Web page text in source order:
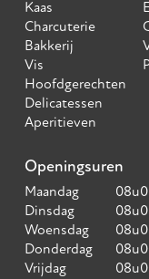
Kaas
Charcuterie
Bakkerij
Vis
Hoofdgerechten
Delicatessen
Aperitieven
Openingsuren
Maandag
Dinsdag
Woensdag
Donderdag
Vrijdag